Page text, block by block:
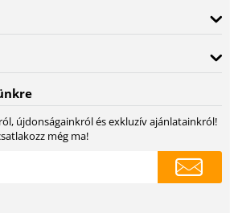
újdonságainkról és exkluzív ajánlatainkról!
még ma!